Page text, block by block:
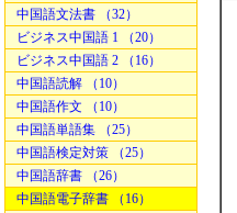
中国語文法書 （32）
ビジネス中国語 1 （20）
ビジネス中国語 2 （16）
中国語読解 （10）
中国語作文 （10）
中国語単語集 （25）
中国語検定対策 （25）
中国語辞書 （26）
中国語電子辞書 （16）